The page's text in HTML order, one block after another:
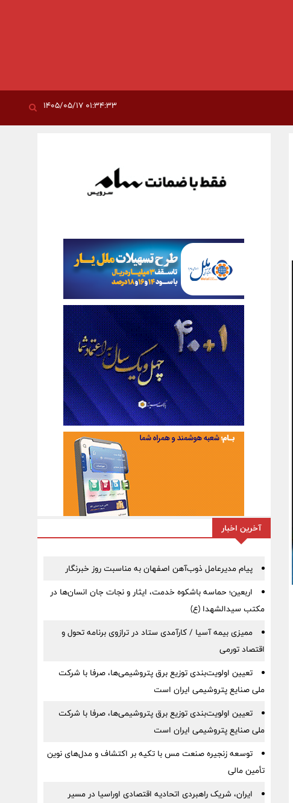
آخرین اخبار
پیام مدیرعامل ذوب‌آهن اصفهان به مناسبت روز خبرنگار
اربعین؛ حماسه باشکوه خدمت، ایثار و نجات جان انسان‌ها در
مکتب سیدالشهدا (ع)
ممیزی بیمه آسیا / کارآمدی ستاد در ترازوی برنامه تحول و
اقتصاد تورمی
تعیین اولویت‌بندی توزیع برق پتروشیمی‌ها، صرفا با شرکت
ملی صنایع پتروشیمی ایران است
تعیین اولویت‌بندی توزیع برق پتروشیمی‌ها، صرفا با شرکت
ملی صنایع پتروشیمی ایران است
توسعه زنجیره صنعت مس با تکیه بر اکتشاف و مدل‌های نوین
تأمین مالی
ایران، شریک راهبردی اتحادیه اقتصادی اوراسیا در مسیر